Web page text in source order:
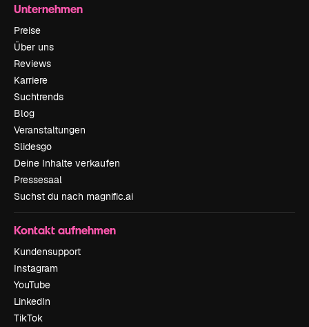
Unternehmen
Preise
Über uns
Reviews
Karriere
Suchtrends
Blog
Veranstaltungen
Slidesgo
Deine Inhalte verkaufen
Pressesaal
Suchst du nach magnific.ai
Kontakt aufnehmen
Kundensupport
Instagram
YouTube
LinkedIn
TikTok